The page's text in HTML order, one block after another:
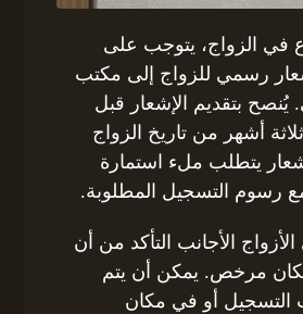
في الزواج، يتوجب على
رسمي للزواج إلى مكتب
يُنصح بتقديم الإشعار قبل
أشهر من تاريخ الزواج
يتطلب ملء استمارة
رسوم التسجيل المطلوبة.
الأجانب التأكد من أن
مرخص. يمكن أن يتم
التسجيل أو في مكان